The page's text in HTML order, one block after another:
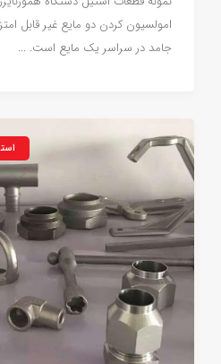
امولسیون کردن دو مایع غیر قابل
جامد در سراسر یک مایع است. ...